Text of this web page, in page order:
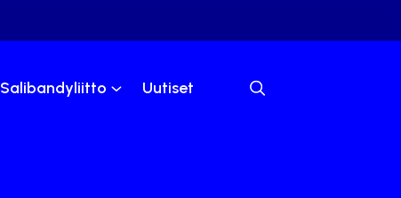
Salibandyliitto Uutiset